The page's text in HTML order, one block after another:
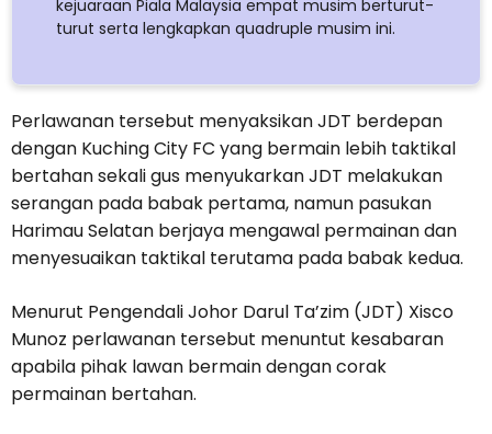
kejuaraan Piala Malaysia empat musim berturut-
turut serta lengkapkan quadruple musim ini.
Perlawanan tersebut menyaksikan JDT berdepan
dengan Kuching City FC yang bermain lebih taktikal
bertahan sekali gus menyukarkan JDT melakukan
serangan pada babak pertama, namun pasukan
Harimau Selatan berjaya mengawal permainan dan
menyesuaikan taktikal terutama pada babak kedua.
Menurut Pengendali Johor Darul Ta’zim (JDT) Xisco
Munoz perlawanan tersebut menuntut kesabaran
apabila pihak lawan bermain dengan corak
permainan bertahan.